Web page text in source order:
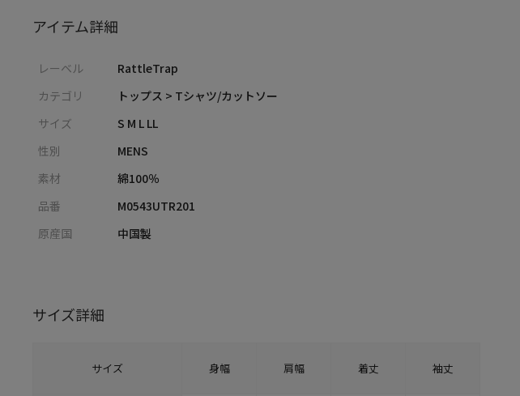
アイテム詳細
レーベル
RattleTrap
カテゴリ
トップス > Tシャツ/カットソー
サイズ
S M L LL
性別
MENS
素材
綿100％
品番
M0543UTR201
原産国
中国製
サイズ詳細
サイズ 身幅 肩幅 着丈 袖丈